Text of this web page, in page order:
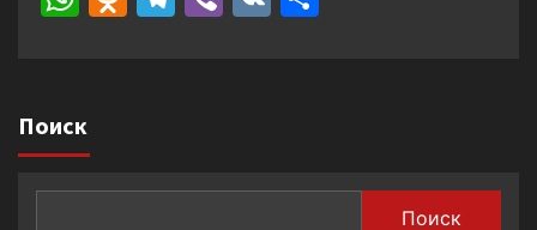
Поиск
Поиск